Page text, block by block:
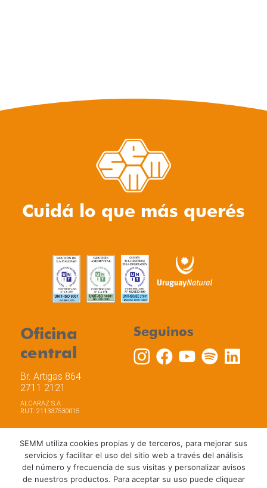
Cuidá lo que más querés
Oficina
central
Br. Artigas 864
2711 2121
ALCARAZ S.A
RUT: 211337530015
Seguinos
Trabaja con nosotros
Política de privacidad
Términos y Condiciones de Uso
Política de Cookies
SEMM utiliza cookies propias y de terceros, para mejorar sus
servicios y facilitar el uso del sitio web a través del análisis
del número y frecuencia de sus visitas y personalizar avisos
de nuestros productos. Para aceptar su uso puede cliquear